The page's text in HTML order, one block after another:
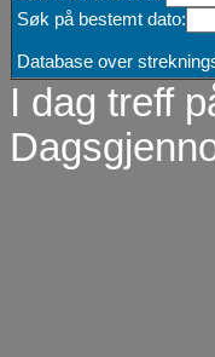
Søk på bestemt dato:
Database over
I dag treff